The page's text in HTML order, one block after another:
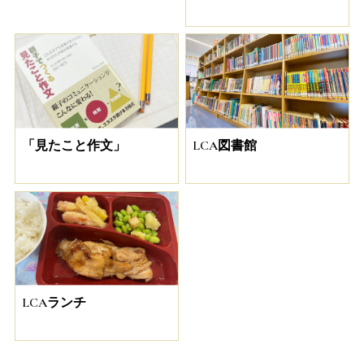
「見たこと作文」 LCA図書館
LCAランチ